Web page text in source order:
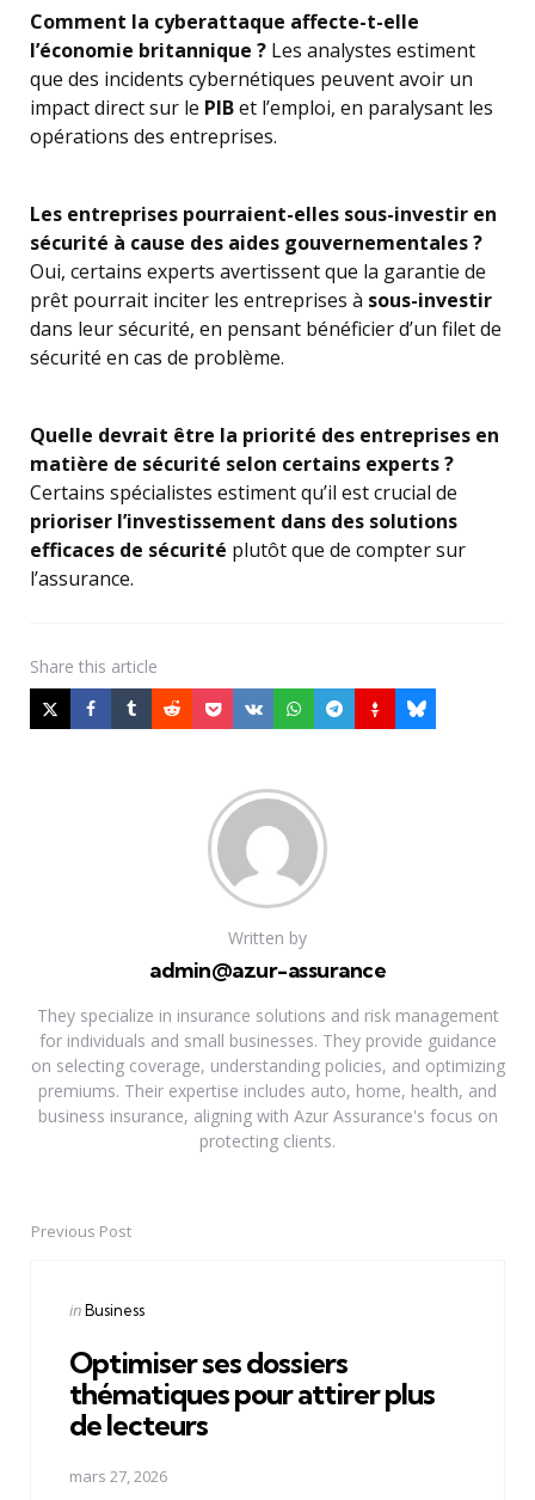
Comment la cyberattaque affecte-t-elle
l’économie britannique ? Les analystes estiment
que des incidents cybernétiques peuvent avoir un
impact direct sur le PIBet l’emploi, en paralysant les
opérations des entreprises.
Les entreprises pourraient-elles sous-investir en
sécurité à cause des aides gouvernementales ?
Oui, certains experts avertissent que la garantie de
prêt pourrait inciter les entreprises à sous-investir
dans leur sécurité, en pensant bénéficier d’un filet de
sécurité en cas de problème.
Quelle devrait être la priorité des entreprises en
matière de sécurité selon certains experts ?
Certains spécialistes estiment qu’il est crucial de
prioriser l’investissement dans des solutions
efficaces de sécurité plutôt que de compter sur
l’assurance.
Share this article
Written by
admin@azur-assurance
They specialize in insurance solutions and risk management
for individuals and small businesses. They provide guidance
on selecting coverage, understanding policies, and optimizing
premiums. Their expertise includes auto, home, health, and
business insurance, aligning with Azur Assurance's focus on
protecting clients.
PostPrevious Post
Posted
inBusiness
Optimiser ses dossiers
thématiques pour attirer plus
de lecteurs
mars 27, 2026